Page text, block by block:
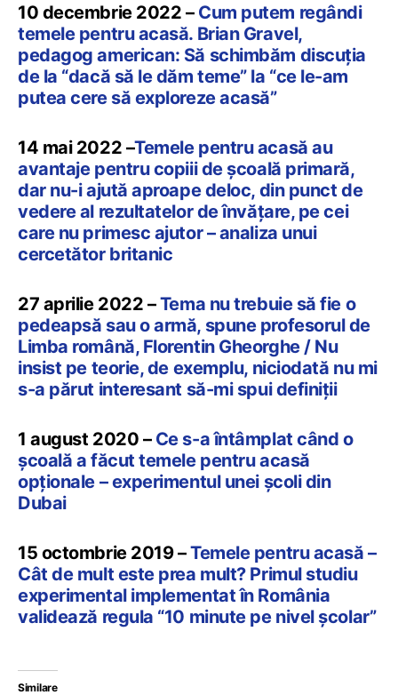
10 decembrie 2022 – Cum putem regândi
temele pentru acasă. Brian Gravel,
pedagog american: Să schimbăm discuția
de la “dacă să le dăm teme” la “ce le-am
putea cere să exploreze acasă”
14 mai 2022 –Temele pentru acasă au
avantaje pentru copiii de școală primară,
dar nu-i ajută aproape deloc, din punct de
vedere al rezultatelor de învățare, pe cei
care nu primesc ajutor – analiza unui
cercetător britanic
27 aprilie 2022 –Tema nu trebuie să fie o
pedeapsă sau o armă, spune profesorul de
Limba română, Florentin Gheorghe / Nu
insist pe teorie, de exemplu, niciodată nu mi
s-a părut interesant să-mi spui definiții
1 august 2020 – Ce s-a întâmplat când o
școală a făcut temele pentru acasă
opționale – experimentul unei școli din
Dubai
15 octombrie 2019 –Temele pentru acasă –
Cât de mult este prea mult? Primul studiu
experimental implementat în România
validează regula “10 minute pe nivel școlar”
Similare